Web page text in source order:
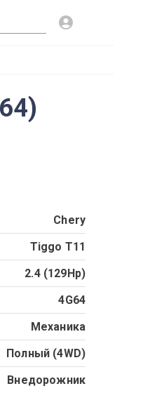
Chery
Tiggo T11
2.4 (129Hp)
4G64
Механика
Полный (4WD)
Внедорожник